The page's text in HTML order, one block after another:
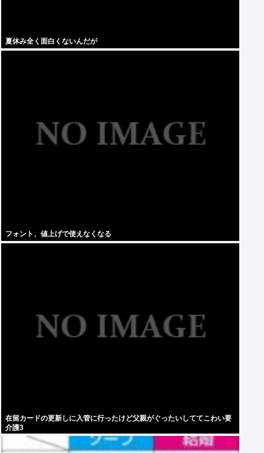
夏休み全く面白くないんだが
フォント、値上げで使えなくなる
在留カードの更新しに入管に行ったけど父親がぐったいしててこわい要
介護3